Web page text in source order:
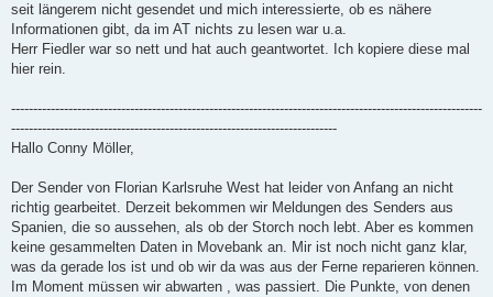
seit längerem nicht gesendet und mich interessierte, ob es nähere
Informationen gibt, da im AT nichts zu lesen war u.a.
Herr Fiedler war so nett und hat auch geantwortet. Ich kopiere diese mal
hier rein.
-----------------------------------------------------------------------------------------------------------
--------------------------------------------------------------------------
Hallo Conny Möller,
Der Sender von Florian Karlsruhe West hat leider von Anfang an nicht
richtig gearbeitet. Derzeit bekommen wir Meldungen des Senders aus
Spanien, die so aussehen, als ob der Storch noch lebt. Aber es kommen
keine gesammelten Daten in Movebank an. Mir ist noch nicht ganz klar,
was da gerade los ist und ob wir da was aus der Ferne reparieren können.
Im Moment müssen wir abwarten , was passiert. Die Punkte, von denen